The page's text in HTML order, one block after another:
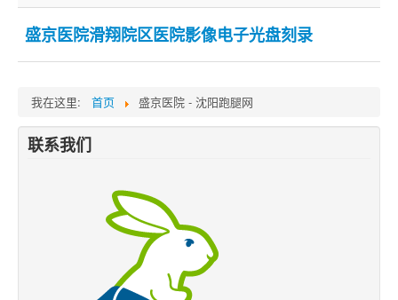
盛京医院滑翔院区医院影像电子光盘刻录
我在这里: 首页 盛京医院 - 沈阳跑腿网
联系我们